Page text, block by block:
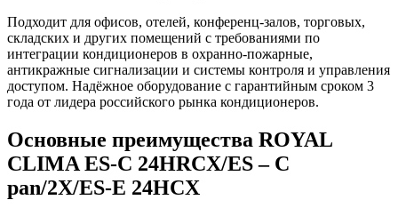
Подходит для офисов, отелей, конференц-залов, торговых,
складских и других помещений с требованиями по
интеграции кондиционеров в охранно-пожарные,
антикражные сигнализации и системы контроля и управления
доступом. Надёжное оборудование с гарантийным сроком 3
года от лидера российского рынка кондиционеров.
Основные преимущества ROYAL
CLIMA ES-C 24HRCX/ES – C
pan/2X/ES-E 24HCX